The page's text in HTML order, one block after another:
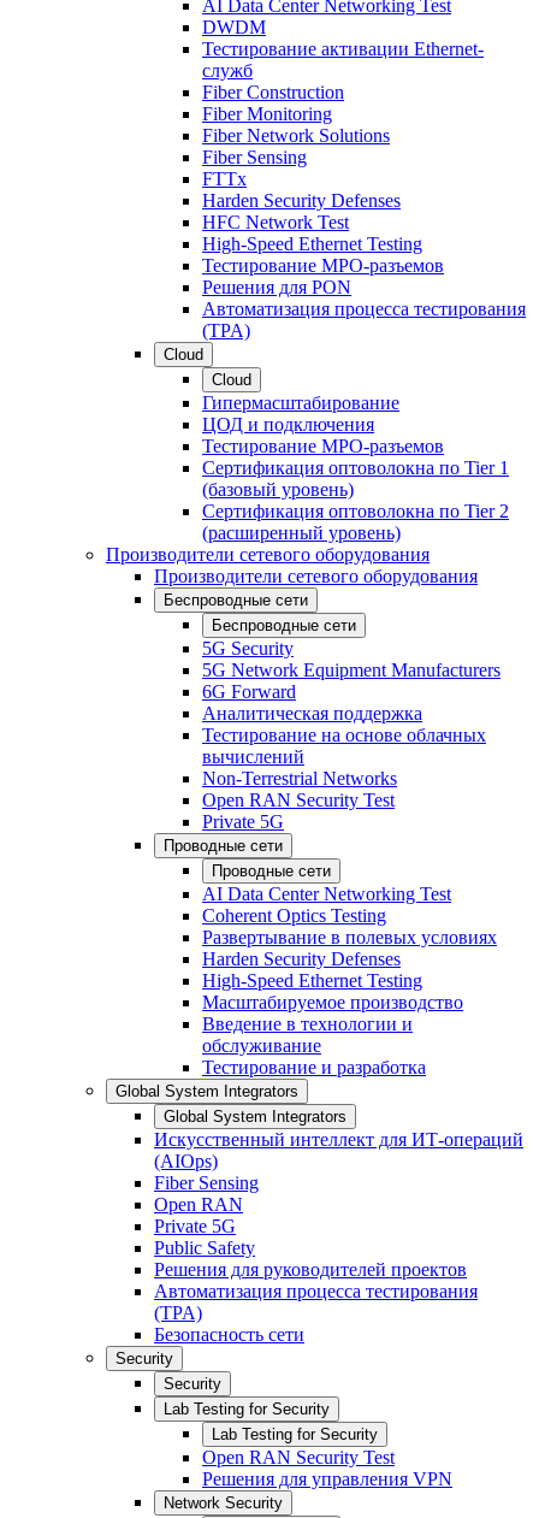
AI Data Center Networking Test
DWDM
Тестирование активации Ethernet-
служб
Fiber Construction
Fiber Monitoring
Fiber Network Solutions
Fiber Sensing
FTTx
Harden Security Defenses
HFC Network Test
High-Speed Ethernet Testing
Тестирование МРО-разъемов
Решения для PON
Автоматизация процесса тестирования
(TPA)
Cloud
Cloud
Гипермасштабирование
ЦОД и подключения
Тестирование МРО-разъемов
Сертификация оптоволокна по Tier 1
(базовый уровень)
Сертификация оптоволокна по Tier 2
(расширенный уровень)
Производители сетевого оборудования
Производители сетевого оборудования
Беспроводные сети
Беспроводные сети
5G Security
5G Network Equipment Manufacturers
6G Forward
Аналитическая поддержка
Тестирование на основе облачных
вычислений
Non-Terrestrial Networks
Open RAN Security Test
Private 5G
Проводные сети
Проводные сети
AI Data Center Networking Test
Coherent Optics Testing
Развертывание в полевых условиях
Harden Security Defenses
High-Speed Ethernet Testing
Масштабируемое производство
Введение в технологии и
обслуживание
Тестирование и разработка
Global System Integrators
Global System Integrators
Искусственный интеллект для ИТ-операций
(AIOps)
Fiber Sensing
Open RAN
Private 5G
Public Safety
Решения для руководителей проектов
Автоматизация процесса тестирования
(TPA)
Безопасность сети
Security
Security
Lab Testing for Security
Lab Testing for Security
Open RAN Security Test
Решения для управления VPN
Network Security